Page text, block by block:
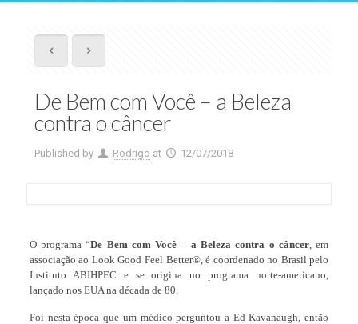
De Bem com Você – a Beleza
contra o câncer
Published by Rodrigo at 12/07/2018
O programa “De Bem com Você – a Beleza contra o câncer, em
associação ao Look Good Feel Better®, é coordenado no Brasil pelo
Instituto ABIHPEC e se origina no programa norte-americano,
lançado nos EUA na década de 80.
Foi nesta época que um médico perguntou a Ed Kavanaugh, então